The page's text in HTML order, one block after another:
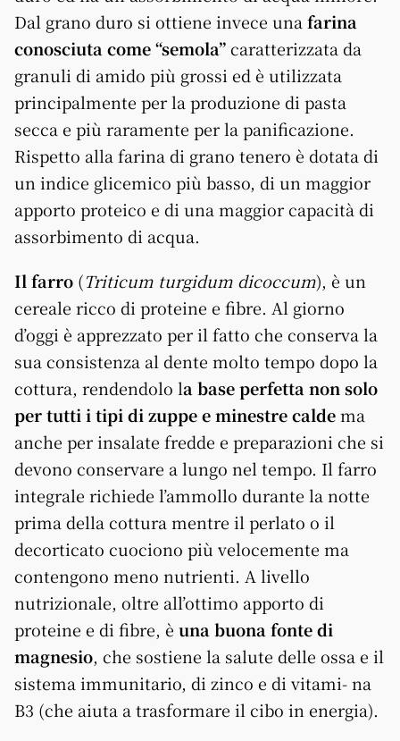
Dal grano duro si ottiene invece una farina
conosciuta come “semola”caratterizzata da
granuli di amido più grossi ed è utilizzata
principalmente per la produzione di pasta
secca e più raramente per la panificazione.
Rispetto alla farina di grano tenero è dotata di
un indice glicemico più basso, di un maggior
apporto proteico e di una maggior capacità di
assorbimento di acqua.
Il farro (Triticum turgidum dicoccum), è un
cereale ricco di proteine e fibre. Al giorno
d’oggi è apprezzato per il fatto che conserva la
sua consistenza al dente molto tempo dopo la
cottura, rendendolo la base perfetta non solo
per tutti i tipi di zuppe e minestre caldema
anche per insalate fredde e preparazioni che si
devono conservare a lungo nel tempo. Il farro
integrale richiede l’ammollo durante la notte
prima della cottura mentre il perlato o il
decorticato cuociono più velocemente ma
contengono meno nutrienti. A livello
nutrizionale, oltre all’ottimo apporto di
proteine e di fibre, è una buona fonte di
magnesio, che sostiene la salute delle ossa e il
sistema immunitario, di zinco e di vitami- na
B3 (che aiuta a trasformare il cibo in energia).